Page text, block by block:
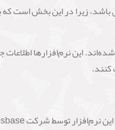
زیرا در این بخش است که
این نرم‌افزارها
کنند.